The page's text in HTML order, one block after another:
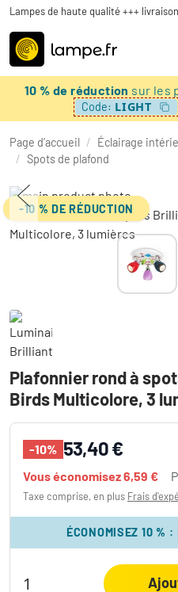
Lampes de haute qualité +++
10 % de réduction sur les
Code: LIGHT
Page d’accueil / Éclairage
/ Spots de plafond
-10 % DE RÉDUCTION
Plafonnier rond à
Birds Multicolore, 3
-10% 53,40 €
Vous économisez6,59 €
Taxe comprise, en plus Frais
ÉCONOMISEZ 10 % :